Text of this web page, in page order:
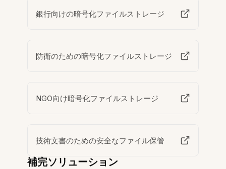
銀行向けの暗号化ファイルストレージ
防衛のための暗号化ファイルストレージ
NGO向け暗号化ファイルストレージ
技術文書のための安全なファイル保管
補完ソリューション